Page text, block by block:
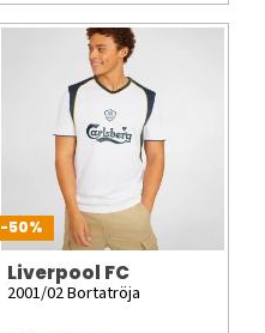
-50%
Liverpool FC
2001/02 Bortatröja